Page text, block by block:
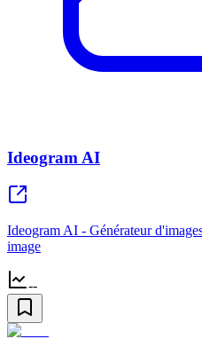
Ideogram AI
Ideogram AI - Générateur
image
--